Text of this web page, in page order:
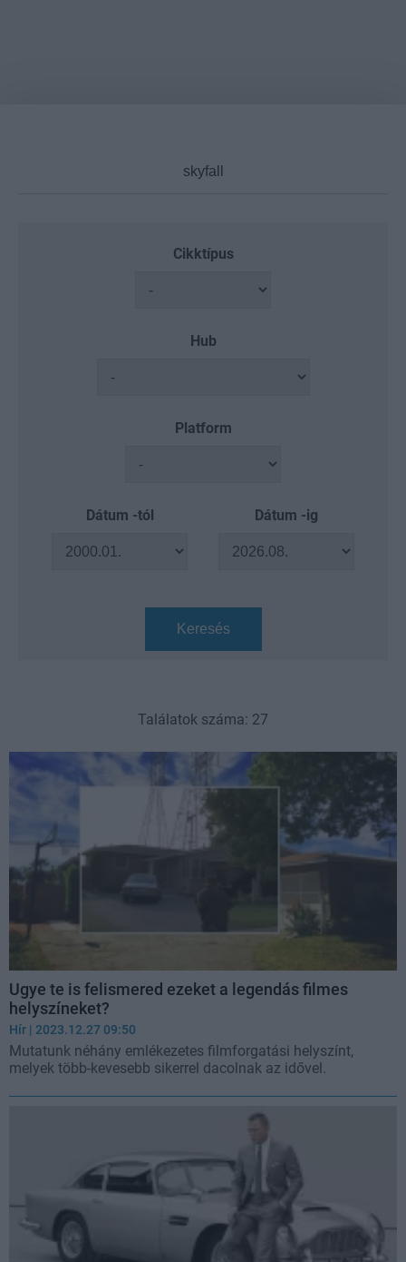
Cikktípus
Hub
Platform
Dátum -tól Dátum -ig
Keresés
Találatok száma: 27
Ugye te is felismered ezeket a legendás filmes
helyszíneket?
Hír | 2023.12.27 09:50
Mutatunk néhány emlékezetes filmforgatási helyszínt,
melyek több-kevesebb sikerrel dacolnak az idővel.